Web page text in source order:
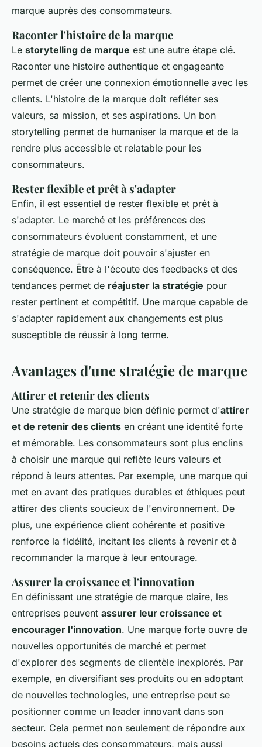
marque auprès des consommateurs.
Raconter l'histoire de la marque
Le storytelling de marque est une autre étape clé.
Raconter une histoire authentique et engageante
permet de créer une connexion émotionnelle avec les
clients. L'histoire de la marque doit refléter ses
valeurs, sa mission, et ses aspirations. Un bon
storytelling permet de humaniser la marque et de la
rendre plus accessible et relatable pour les
consommateurs.
Rester flexible et prêt à s'adapter
Enfin, il est essentiel de rester flexible et prêt à
s'adapter. Le marché et les préférences des
consommateurs évoluent constamment, et une
stratégie de marque doit pouvoir s'ajuster en
conséquence. Être à l'écoute des feedbacks et des
tendances permet de réajuster la stratégie pour
rester pertinent et compétitif. Une marque capable de
s'adapter rapidement aux changements est plus
susceptible de réussir à long terme.
Avantages d'une stratégie de marque
Attirer et retenir des clients
Une stratégie de marque bien définie permet d'attirer
et de retenir des clients en créant une identité forte
et mémorable. Les consommateurs sont plus enclins
à choisir une marque qui reflète leurs valeurs et
répond à leurs attentes. Par exemple, une marque qui
met en avant des pratiques durables et éthiques peut
attirer des clients soucieux de l'environnement. De
plus, une expérience client cohérente et positive
renforce la fidélité, incitant les clients à revenir et à
recommander la marque à leur entourage.
Assurer la croissance et l'innovation
En définissant une stratégie de marque claire, les
entreprises peuvent assurer leur croissance et
encourager l'innovation. Une marque forte ouvre de
nouvelles opportunités de marché et permet
d'explorer des segments de clientèle inexplorés. Par
exemple, en diversifiant ses produits ou en adoptant
de nouvelles technologies, une entreprise peut se
positionner comme un leader innovant dans son
secteur. Cela permet non seulement de répondre aux
besoins actuels des consommateurs, mais aussi